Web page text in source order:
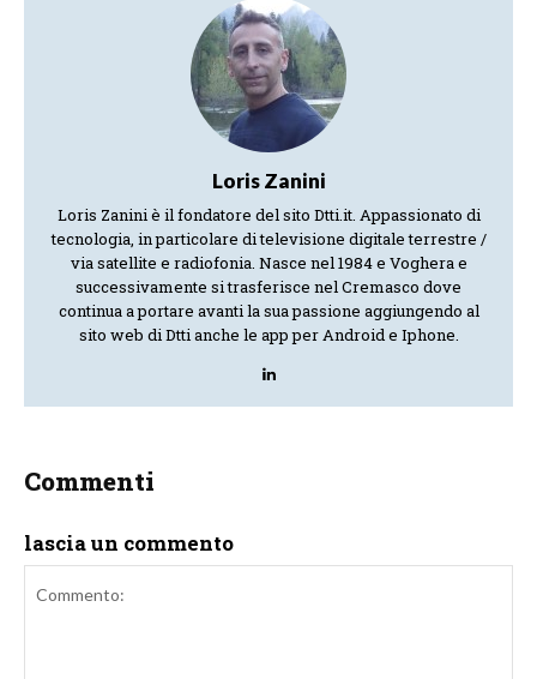
Loris Zanini
Loris Zanini è il fondatore del sito Dtti.it. Appassionato di
tecnologia, in particolare di televisione digitale terrestre /
via satellite e radiofonia. Nasce nel 1984 e Voghera e
successivamente si trasferisce nel Cremasco dove
continua a portare avanti la sua passione aggiungendo al
sito web di Dtti anche le app per Android e Iphone.
Commenti
lascia un commento